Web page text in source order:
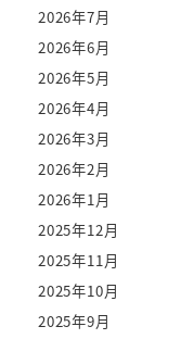
2026年7月
2026年6月
2026年5月
2026年4月
2026年3月
2026年2月
2026年1月
2025年12月
2025年11月
2025年10月
2025年9月